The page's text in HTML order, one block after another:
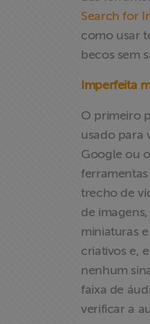
Search for
como usar
becos sem
Imperfeita
O primeiro
usado para
Google ou
trecho de
de
miniaturas
criativos e,
nenhum
faixa de
verificar a